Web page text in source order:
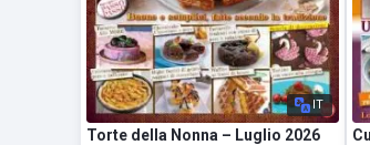
IT
Torte della Nonna – Luglio 2026